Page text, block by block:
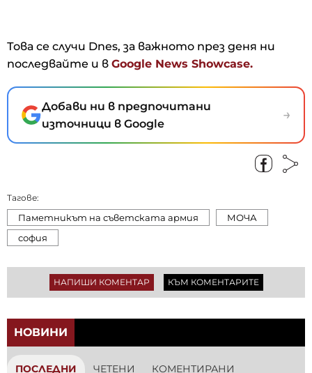
Това се случи Dnes, за важното през деня ни
последвайте и в Google News Showcase.
Добави ни в предпочитани
източници в Google
→
Тагове:
Паметникът на съветската армия
МОЧА
софия
НАПИШИ КОМЕНТАР КЪМ КОМЕНТАРИТЕ
НОВИНИ
ПОСЛЕДНИ ЧЕТЕНИ КОМЕНТИРАНИ